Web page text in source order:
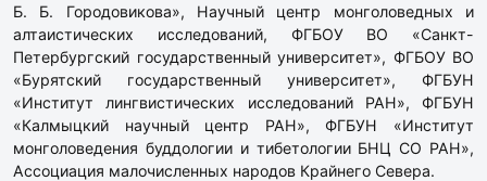
Б. Б. Городовикова», Научный центр монголоведных и
алтаистических исследований, ФГБОУ ВО «Санкт-
Петербургский государственный университет», ФГБОУ ВО
«Бурятский государственный университет», ФГБУН
«Институт лингвистических исследований РАН», ФГБУН
«Калмыцкий научный центр РАН», ФГБУН «Институт
монголоведения буддологии и тибетологии БНЦ СО РАН»,
Ассоциация малочисленных народов Крайнего Севера.